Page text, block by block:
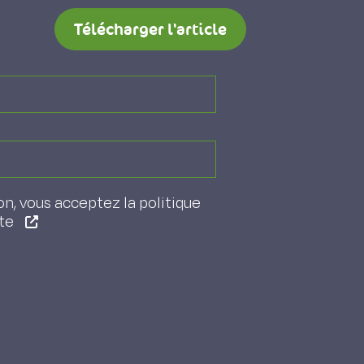
Télécharger l'article
vous acceptez la politique